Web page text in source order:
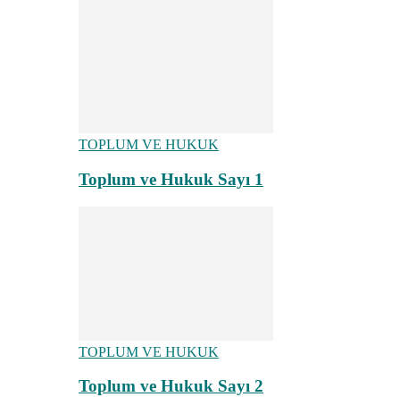
TOPLUM VE HUKUK
Toplum ve Hukuk Sayı 1
TOPLUM VE HUKUK
Toplum ve Hukuk Sayı 2